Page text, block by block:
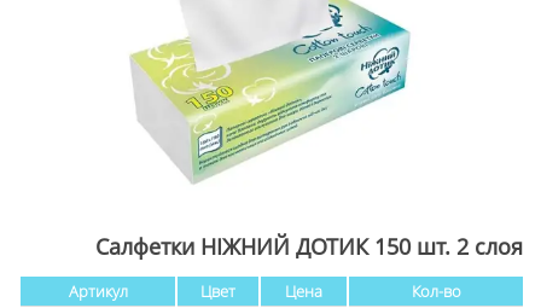
Салфетки НІЖНИЙ ДОТИК 150 шт. 2 слоя
Артикул Цвет Цена
Кол-во